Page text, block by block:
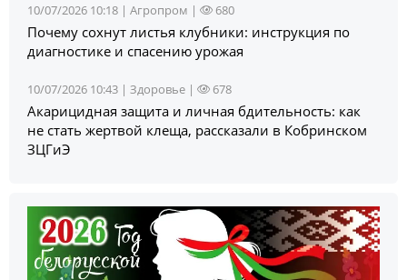
10/07/2026 10:18 | Агропром | 680
Почему сохнут листья клубники: инструкция по
диагностике и спасению урожая
10/07/2026 10:43 | Здоровье | 678
Акарицидная защита и личная бдительность: как
не стать жертвой клеща, рассказали в Кобринском
ЗЦГиЭ